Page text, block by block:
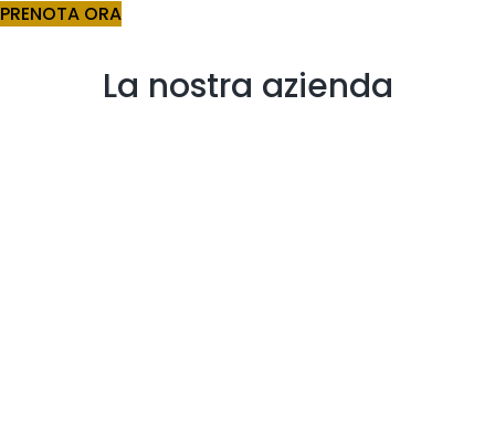
PRENOTA ORA
La nostra azienda